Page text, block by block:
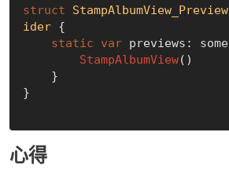
struct
ider {
static
var previews: some
StampAlbumView()
}
心得